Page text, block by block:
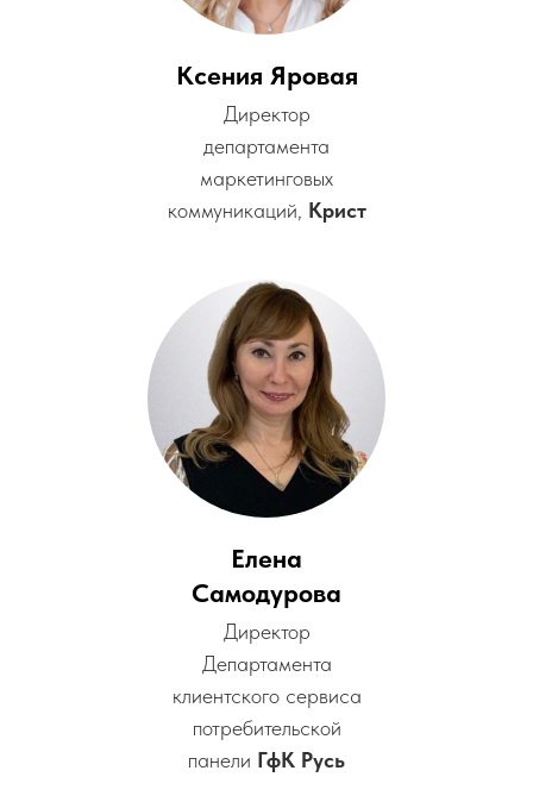
Ксения Яровая
Директор
департамента
маркетинговых
коммуникаций, Крист
Елена
Самодурова
Директор
Департамента
клиентского сервиса
потребительской
панели ГфК Русь